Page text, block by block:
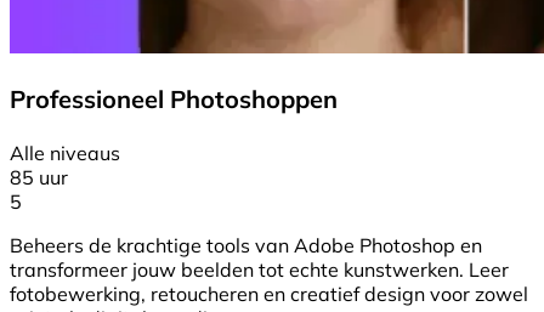
Professioneel Photoshoppen
Alle niveaus
85 uur
5
Beheers de krachtige tools van Adobe Photoshop en
transformeer jouw beelden tot echte kunstwerken. Leer
fotobewerking, retoucheren en creatief design voor zowel